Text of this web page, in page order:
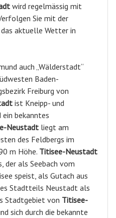
wird regelmässig mit
Sie mit der
das aktuelle Wetter in
auch „Wälderstadt“
Baden-
Freiburg von
ist Kneipp- und
bekanntes
Neustadt liegt am
des Feldbergs im
m Höhe. Titisee-Neustadt
der als Seebach vom
speist, als Gutach aus
Stadtteils Neustadt als
Stadtgebiet von Titisee-
sich durch die bekannte